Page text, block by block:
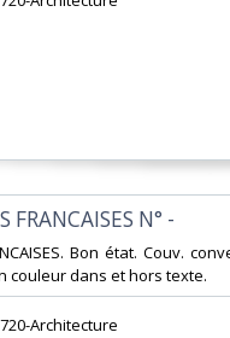
FRANCAISES N° -‎
Bon état. Couv.
couleur dans et hors texte.‎
Architecture‎